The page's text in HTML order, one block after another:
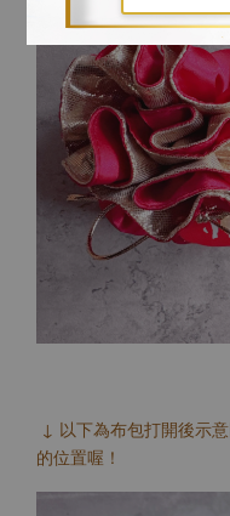
↓ 以下為布包打開後示
的位置喔！